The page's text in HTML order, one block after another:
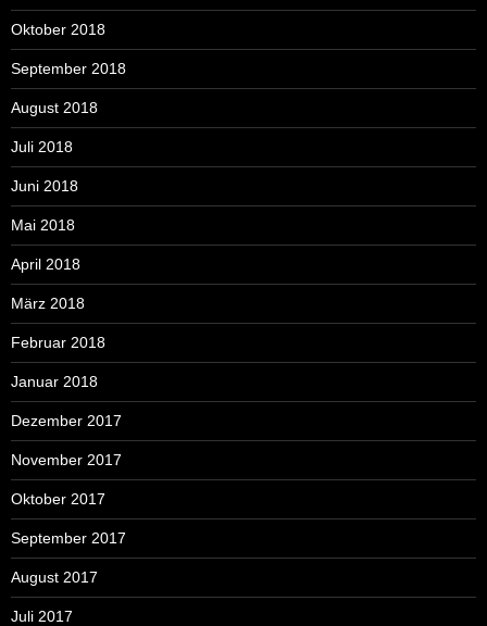
Oktober 2018
September 2018
August 2018
Juli 2018
Juni 2018
Mai 2018
April 2018
März 2018
Februar 2018
Januar 2018
Dezember 2017
November 2017
Oktober 2017
September 2017
August 2017
Juli 2017